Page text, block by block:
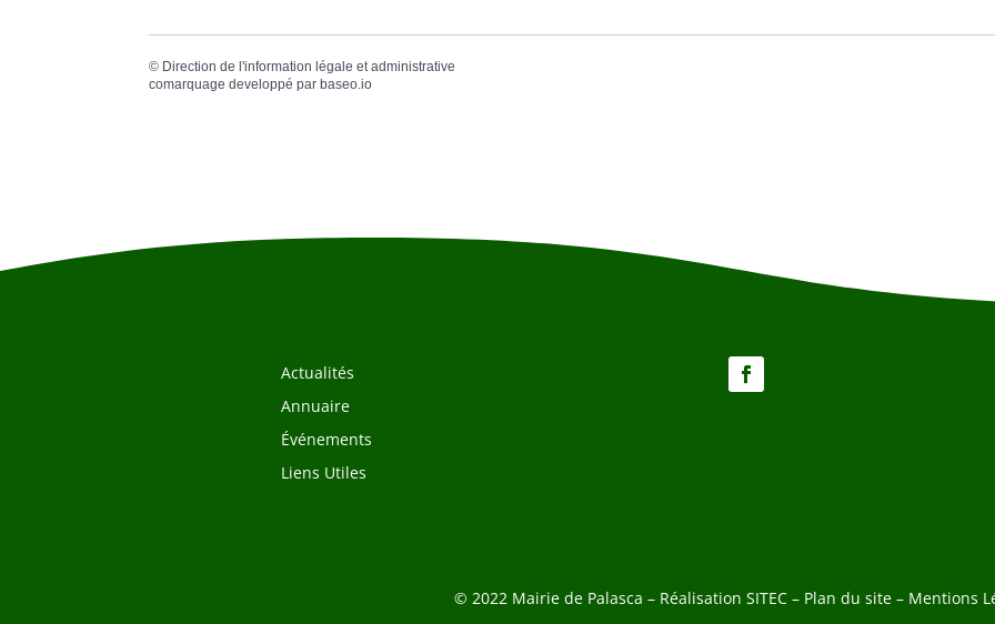
© Direction de l'information légale et administrative
comarquage developpé par baseo.io
Actualités
Annuaire
Événements
Liens Utiles
© 2022 Mairie de Palasca – Réalisation SITEC – Plan du site – Mentions